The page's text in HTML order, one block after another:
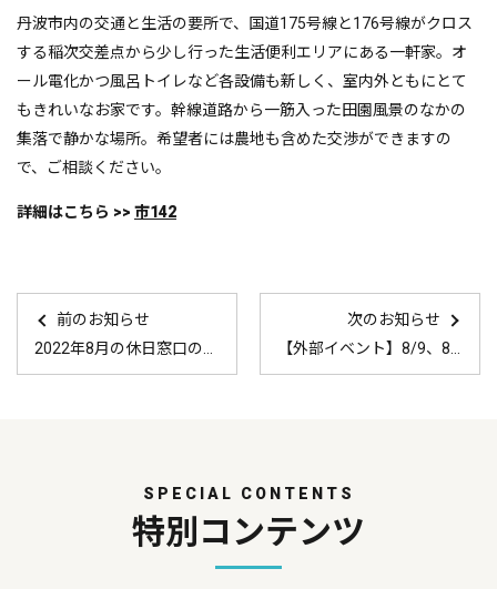
丹波市内の交通と生活の要所で、国道175号線と176号線がクロス
する稲次交差点から少し行った生活便利エリアにある一軒家。オ
ール電化かつ風呂トイレなど各設備も新しく、室内外ともにとて
もきれいなお家です。幹線道路から一筋入った田園風景のなかの
集落で静かな場所。希望者には農地も含めた交渉ができますの
で、ご相談ください。
詳細はこちら >> 市142
前のお知らせ
次のお知らせ
SPECIAL CONTENTS
特別コンテンツ